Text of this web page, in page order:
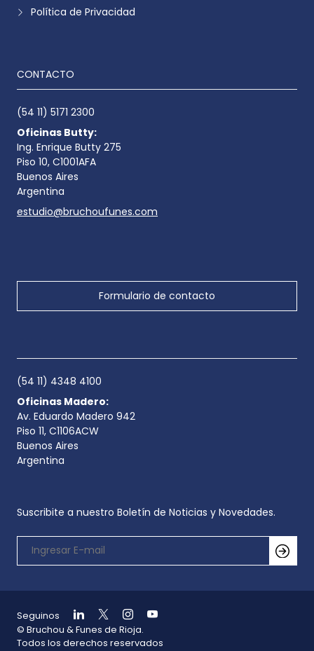
Política de Privacidad
CONTACTO
(54 11) 5171 2300
Oficinas Butty:
Ing. Enrique Butty 275
Piso 10, C1001AFA
Buenos Aires
Argentina
estudio@bruchoufunes.com
Formulario de contacto
(54 11) 4348 4100
Oficinas Madero:
Av. Eduardo Madero 942
Piso 11, C1106ACW
Buenos Aires
Argentina
Suscribite a nuestro Boletín de Noticias y Novedades.
© Bruchou & Funes de Rioja.
Todos los derechos reservados
Seguinos